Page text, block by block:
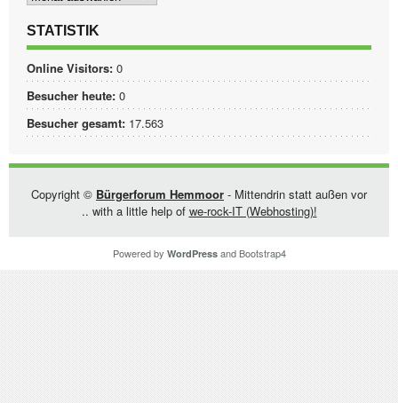
STATISTIK
Online Visitors: 0
Besucher heute: 0
Besucher gesamt: 17.563
Copyright © Bürgerforum Hemmoor - Mittendrin statt außen vor
.. with a little help of we-rock-IT (Webhosting)!
Powered by WordPressand Bootstrap4